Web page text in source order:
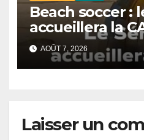
Beach soccer :
accueillera la
Dakar.
AOÛT 7, 2026
Laisser un